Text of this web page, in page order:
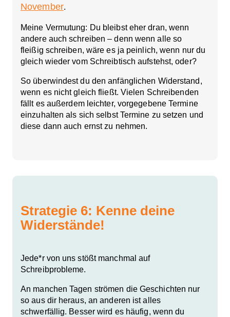
November.
Meine Vermutung: Du bleibst eher dran, wenn
andere auch schreiben – denn wenn alle so
fleißig schreiben, wäre es ja peinlich, wenn nur du
gleich wieder vom Schreibtisch aufstehst, oder?
So überwindest du den anfänglichen Widerstand,
wenn es nicht gleich fließt. Vielen Schreibenden
fällt es außerdem leichter, vorgegebene Termine
einzuhalten als sich selbst Termine zu setzen und
diese dann auch ernst zu nehmen.
Strategie 6: Kenne deine
Widerstände!
Jede*r von uns stößt manchmal auf
Schreibprobleme.
An manchen Tagen strömen die Geschichten nur
so aus dir heraus, an anderen ist alles
schwerfällig. Besser wird es häufig, wenn du